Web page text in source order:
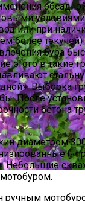
или при
более
бура
этого в такие
Выборка
После
бетона
диаметром
Небольшие